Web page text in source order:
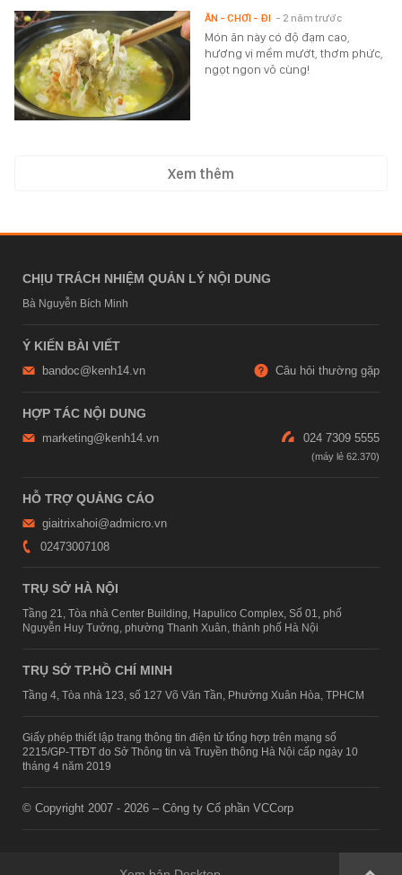
Món ăn này có độ đạm cao,
hương vị mềm mướt, thơm phức,
ngọt ngon vô cùng!
ĂN - CHƠI - ĐI - 2 năm trước
Xem thêm
CHỊU TRÁCH NHIỆM QUẢN LÝ NỘI DUNG
Bà Nguyễn Bích Minh
Ý KIẾN BÀI VIẾT
bandoc@kenh14.vn Câu hỏi thường gặp
HỢP TÁC NỘI DUNG
marketing@kenh14.vn 024 7309 5555
HỖ TRỢ QUẢNG CÁO
giaitrixahoi@admicro.vn
02473007108
TRỤ SỞ HÀ NỘI
Tầng 21, Tòa nhà Center Building, Hapulico Complex, Số 01, phố
Nguyễn Huy Tưởng, phường Thanh Xuân, thành phố Hà Nội
TRỤ SỞ TP.HỒ CHÍ MINH
Tầng 4, Tòa nhà 123, số 127 Võ Văn Tần, Phường Xuân Hòa, TPHCM
Giấy phép thiết lập trang thông tin điện tử tổng hợp trên mạng số
2215/GP-TTĐT do Sở Thông tin và Truyền thông Hà Nội cấp ngày 10
tháng 4 năm 2019
© Copyright 2007 - 2026 – Công ty Cổ phần VCCorp